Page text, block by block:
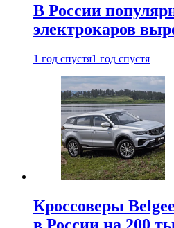
В России
электрокаров
1 год спустя1 год спустя
Кроссоверы
в России на 200